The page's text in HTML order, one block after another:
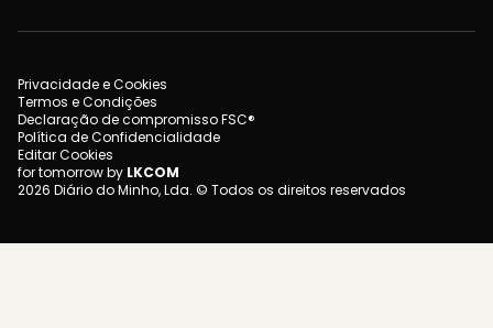
Privacidade e Cookies
Termos e Condições
Declaração de compromisso FSC®
Política de Confidencialidade
Editar Cookies
for tomorrow by LKCOM
2026 Diário do Minho, Lda. © Todos os direitos reservados